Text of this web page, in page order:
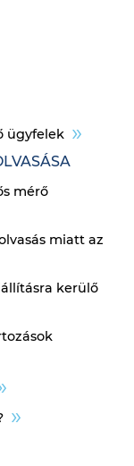
ügyfelek
mérő
miatt az
kerülő